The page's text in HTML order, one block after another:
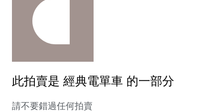
此拍賣是 經典電單車 的一部分
請不要錯過任何拍賣